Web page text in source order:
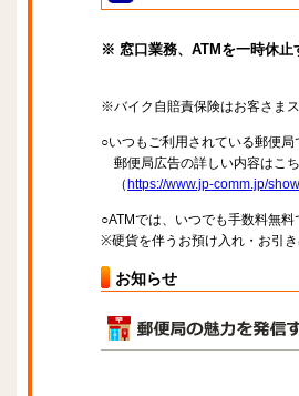
※ 窓口業務、ATMを一時休止
※バイク自賠責保険はお客さま
○いつもご利用されている郵便
郵便局広告の詳しい内容はこ
（ https://www.jp-comm.jp/
○ATMでは、いつでも手数料無
※硬貨を伴うお預け入れ・お引
お知らせ